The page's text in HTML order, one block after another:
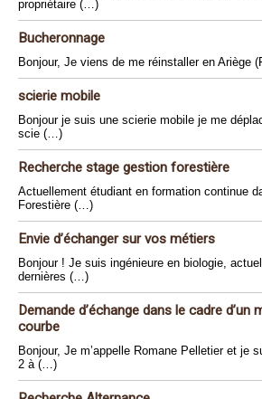
propriétaire (…)
Bucheronnage
Bonjour, Je viens de me réinstaller en Ariège
scierie mobile
Bonjour je suis une scierie mobile je me
scie (…)
Recherche stage gestion forestière
Actuellement étudiant en formation continue
Forestière (…)
Envie d’échanger sur vos métiers
Bonjour ! Je suis ingénieure en biologie,
dernières (…)
Demande d’échange dans le cadre d’un
courbe
Bonjour, Je m’appelle Romane Pelletier et je
2 à (…)